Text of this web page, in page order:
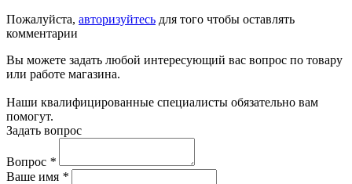
Пожалуйста, авторизуйтесь для того чтобы оставлять
комментарии
Вы можете задать любой интересующий вас вопрос по товару
или работе магазина.
Наши квалифицированные специалисты обязательно вам
помогут.
Задать вопрос
Вопрос *
Ваше имя *